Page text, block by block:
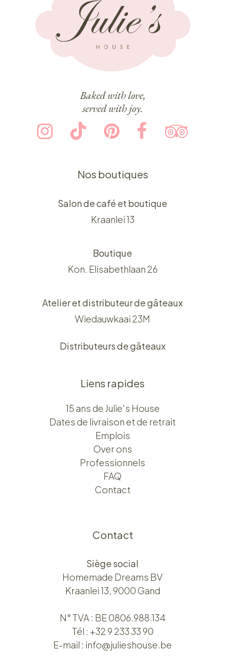
Baked with love,
served with joy.
Nos boutiques
Salon de café et boutique
Kraanlei 13
Boutique
Kon. Elisabethlaan 26
Atelier et distributeur de gâteaux
Wiedauwkaai 23M
Distributeurs de gâteaux
Liens rapides
15 ans de Julie's House
Dates de livraison et de retrait
Emplois
Over ons​​
Professionnels
FAQ
Contact
Contact
Siège social
Homemade Dreams BV
Kraanlei 13, 9000 Gand
N° TVA : BE 0806.988.134
Tél : +32 9 233 33 90
E-mail : info@julieshouse.be